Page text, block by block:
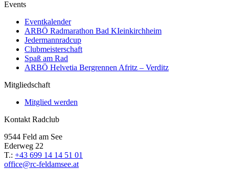
Events
Eventkalender
ARBÖ Radmarathon Bad KIeinkirchheim
Jedermannradcup
Clubmeisterschaft
Spaß am Rad
ARBÖ Helvetia Bergrennen Afritz – Verditz
Mitgliedschaft
Mitglied werden
Kontakt Radclub
9544 Feld am See
Ederweg 22
T.: +43 699 14 14 51 01
office@rc-feldamsee.at